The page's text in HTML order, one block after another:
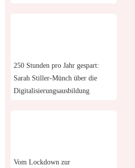
250 Stunden pro Jahr gespart:
Sarah Stiller-Münch über die
Digitalisierungsausbildung
Vom Lockdown zur